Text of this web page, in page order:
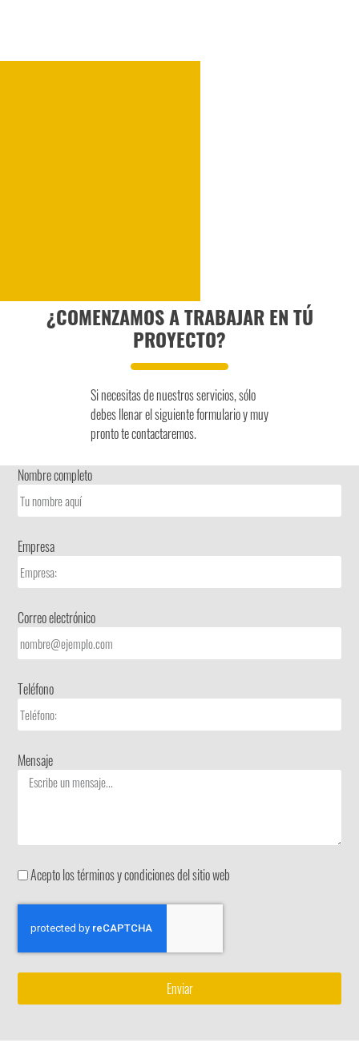
¿COMENZAMOS A TRABAJAR EN TÚ
PROYECTO?
Si necesitas de nuestros servicios, sólo
debes llenar el siguiente formulario y muy
pronto te contactaremos.
Nombre completo
Empresa
Correo electrónico
Teléfono
Mensaje
Acepto los términos y condiciones del sitio web
Enviar